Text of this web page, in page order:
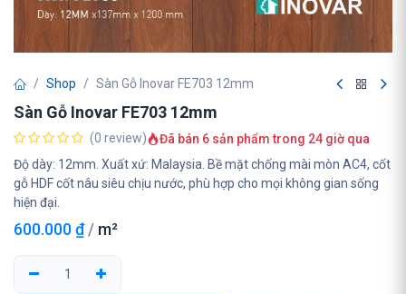
Shop Sàn Gỗ Inovar FE703 12mm
Sàn Gỗ Inovar FE703 12mm
(0 review)
Đã bán 6 sản phẩm trong 24 giờ qua
Độ dày: 12mm. Xuất xứ: Malaysia. Bề mặt chống mài mòn AC4, cốt
gỗ HDF cốt nâu siêu chịu nước, phù hợp cho mọi không gian sống
hiện đại.
600.000₫ / m²